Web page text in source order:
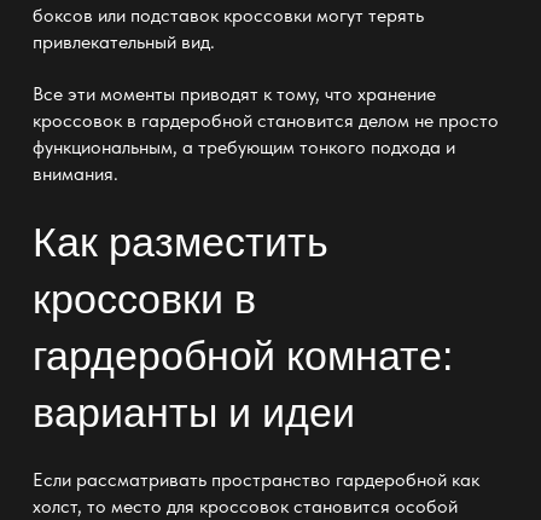
боксов или подставок кроссовки могут терять
привлекательный вид.
Все эти моменты приводят к тому, что хранение
кроссовок в гардеробной становится делом не просто
функциональным, а требующим тонкого подхода и
внимания.
Как разместить
кроссовки в
гардеробной комнате:
варианты и идеи
Если рассматривать пространство гардеробнойкак
холст, то место для кроссовок становится особой